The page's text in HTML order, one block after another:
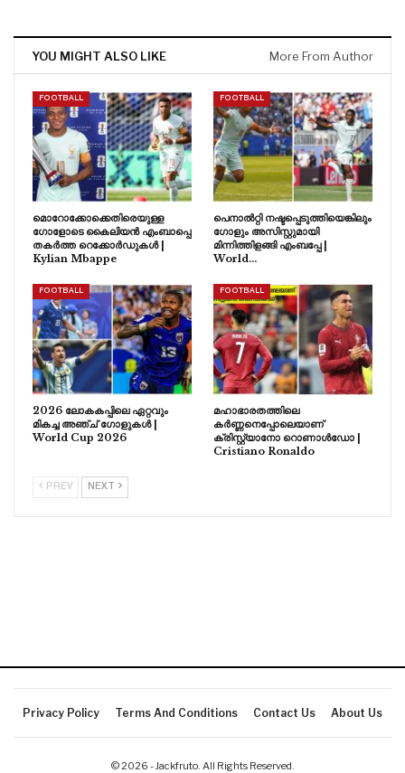
YOU MIGHT ALSO LIKE More From Author
FOOTBALL
മൊറോക്കോക്കെതിരെയുള്ള
ഗോളോടെ കൈലിയൻ എംബാപ്പെ
തകർത്ത റെക്കോർഡുകൾ |
Kylian Mbappe
FOOTBALL
പെനാൽറ്റി നഷ്ടപ്പെടുത്തിയെങ്കിലും
ഗോളും അസിസ്റ്റുമായി
മിന്നിത്തിളങ്ങി എംബപ്പേ |
World…
FOOTBALL
2026 ലോകകപ്പിലെ ഏറ്റവും
മികച്ച അഞ്ച് ഗോളുകൾ |
World Cup 2026
FOOTBALL
മഹാഭാരതത്തിലെ
കർണ്ണനെപ്പോലെയാണ്
ക്രിസ്റ്റ്യാനോ റൊണാൾഡോ |
Cristiano Ronaldo
PREV NEXT
Privacy Policy Terms And Conditions Contact Us About Us
© 2026 - Jackfruto. All Rights Reserved.